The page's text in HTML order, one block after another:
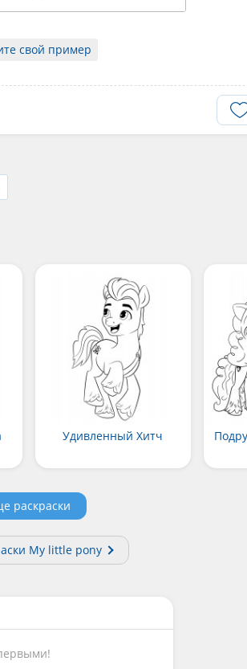
свой пример
Удивленный Хитч
раскраски
My little pony